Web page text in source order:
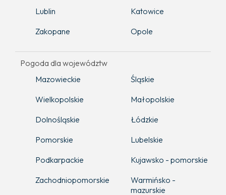
Lublin
Katowice
Zakopane
Opole
Pogoda dla województw
Mazowieckie
Śląskie
Wielkopolskie
Małopolskie
Dolnośląskie
Łódzkie
Pomorskie
Lubelskie
Podkarpackie
Kujawsko - pomorskie
Zachodniopomorskie
Warmińsko -
mazurskie